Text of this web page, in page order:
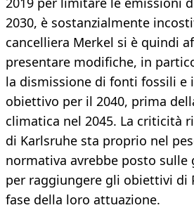
2030, è sostanzialmente
cancelliera Merkel si è quindi
presentare modifiche, in
la dismissione di fonti fossili e
obiettivo per il 2040, prima
climatica nel 2045. La criticità
di Karlsruhe sta proprio nel
normativa avrebbe posto sulle
per raggiungere gli obiettivi di
fase della loro attuazione.